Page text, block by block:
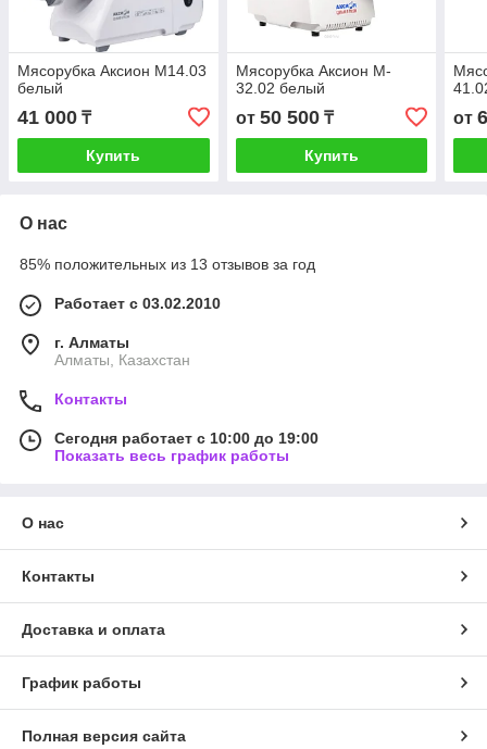
Мясорубка Аксион М14.03
белый
41 000 ₸
Купить
Мясорубка Аксион M-
32.02 белый
от 50 500₸
Купить
от
О нас
85% положительных из 13 отзывов за год
Работает с 03.02.2010
г. Алматы
Алматы, Казахстан
Контакты
Сегодня работает с 10:00 до 19:00
Показать весь график работы
О нас
Контакты
Доставка и оплата
График работы
Полная версия сайта